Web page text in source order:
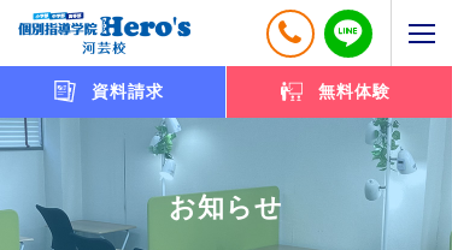
資料請求 無料体験
お知らせ